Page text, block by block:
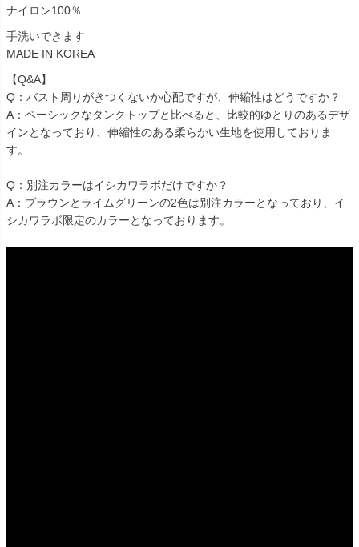
ナイロン100％
手洗いできます
MADE IN KOREA
【Q&A】
Q：バスト周りがきつくないか心配ですが、伸縮性はどうですか？
A：ベーシックなタンクトップと比べると、比較的ゆとりのあるデザ
インとなっており、伸縮性のある柔らかい生地を使用しておりま
す。
Q：別注カラーはイシカワラボだけですか？
A：ブラウンとライムグリーンの2色は別注カラーとなっており、イ
シカワラボ限定のカラーとなっております。